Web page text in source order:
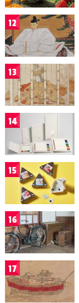
12
13
14
15
16
17